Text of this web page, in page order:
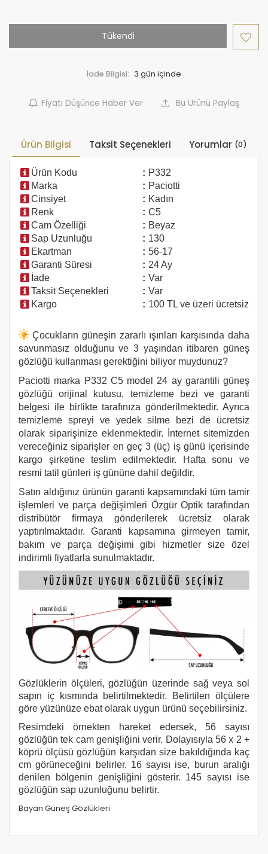
Tükendi
İade Bilgisi:
Fiyatı Düşünce Haber Ver Bu Ürünü Paylaş
Ürün Bilgisi Taksit Seçenekleri Yorumlar (0)
Ürün Kodu : P332
Marka
: Paciotti
Cinsiyet
: Kadın
Renk
: C5
Cam Özelliği
: Beyaz
Sap Uzunluğu
: 130
Ekartman
: 56-17
Garanti Süresi
: 24 Ay
İade
: Var
Taksit Seçenekleri
: Var
Kargo
: 100 TL ve üzeri ücretsiz
Çocukların güneşin zararlı ışınları karşısında daha
savunmasız olduğunu ve 3 yaşından itibaren güneş
gözlüğü kullanması gerektiğini biliyor muydunuz?
Paciotti marka P332 C5 model 24 ay garantili güneş
gözlüğü orijinal kutusu, temizleme bezi ve garanti
belgesi ile birlikte tarafınıza gönderilmektedir. Ayrıca
temizleme spreyi ve yedek silme bezi de ücretsiz
olarak siparişinize eklenmektedir. İnternet sitemizden
vereceğiniz siparişler en geç 3 (üç) iş günü içerisinde
kargo şirketine teslim edilmektedir. Hafta sonu ve
resmi tatil günleri iş gününe dahil değildir.
Satın aldığınız ürünün garanti kapsamındaki tüm tamir
işlemleri ve parça değişimleri Özgür Optik tarafından
distribütör firmaya gönderilerek ücretsiz olarak
yaptırılmaktadır. Garanti kapsamına girmeyen tamir,
bakım ve parça değişimi gibi hizmetler size özel
indirimli fiyatlarla sunulmaktadır.
Gözlüklerin ölçüleri, gözlüğün üzerinde sağ veya sol
sapın iç kısmında belirtilmektedir. Belirtilen ölçülere
göre yüzünüze ebat olarak uygun ürünü seçebilirsiniz.
Resimdeki örnekten hareket edersek, 56 sayısı
gözlüğün tek cam genişliğini verir. Dolayısıyla 56 x 2 +
köprü ölçüsü gözlüğün karşıdan size bakıldığında kaç
cm görüneceğini belirler. 16 sayısı ise, burun aralığı
denilen bölgenin genişliğini gösterir. 145 sayısı ise
gözlüğün sap uzunluğunu belirtir.
Bayan Güneş Gözlükleri